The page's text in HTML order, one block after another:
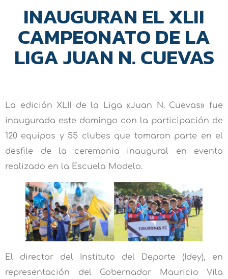
INAUGURAN EL XLII
CAMPEONATO DE LA
LIGA JUAN N. CUEVAS
La edición XLII de la Liga «Juan N. Cuevas» fue
inaugurada este domingo con la participación de
120 equipos y 55 clubes que tomaron parte en el
desfile de la ceremonia inaugural en evento
realizado en la Escuela Modelo.
El director del Instituto del Deporte (Idey), en
representación del Gobernador Mauricio Vila